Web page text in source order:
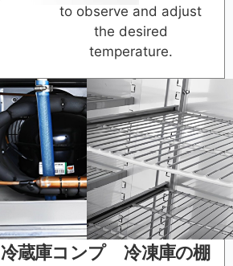
to observe and adjust
the desired
temperature.
冷蔵庫コンプ
冷凍庫の棚